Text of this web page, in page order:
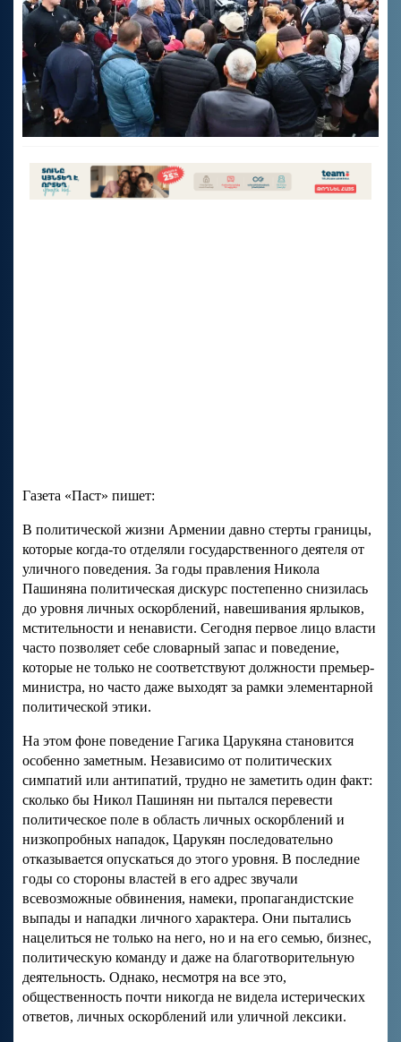
Газета «Паст» пишет:
В политической жизни Армении давно стерты границы,
которые когда-то отделяли государственного деятеля от
уличного поведения. За годы правления Никола
Пашиняна политическая дискурс постепенно снизилась
до уровня личных оскорблений, навешивания ярлыков,
мстительности и ненависти. Сегодня первое лицо власти
часто позволяет себе словарный запас и поведение,
которые не только не соответствуют должности премьер-
министра, но часто даже выходят за рамки элементарной
политической этики.
На этом фоне поведение Гагика Царукяна становится
особенно заметным. Независимо от политических
симпатий или антипатий, трудно не заметить один факт:
сколько бы Никол Пашинян ни пытался перевести
политическое поле в область личных оскорблений и
низкопробных нападок, Царукян последовательно
отказывается опускаться до этого уровня. В последние
годы со стороны властей в его адрес звучали
всевозможные обвинения, намеки, пропагандистские
выпады и нападки личного характера. Они пытались
нацелиться не только на него, но и на его семью, бизнес,
политическую команду и даже на благотворительную
деятельность. Однако, несмотря на все это,
общественность почти никогда не видела истерических
ответов, личных оскорблений или уличной лексики.